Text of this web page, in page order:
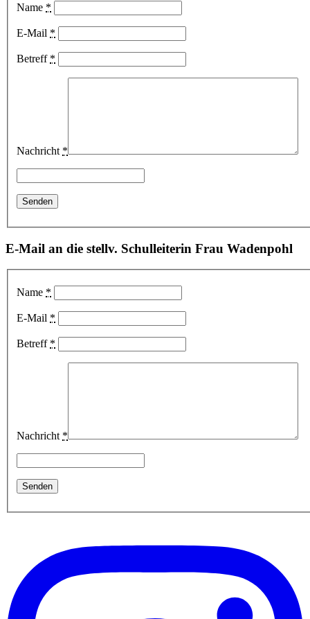
Name *
E-Mail *
Betreff *
Nachricht *
E-Mail an die stellv. Schulleiterin Frau Wadenpohl
Name *
E-Mail *
Betreff *
Nachricht *